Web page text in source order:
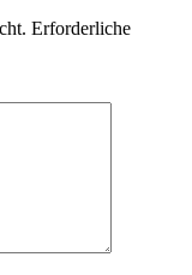
Erforderliche